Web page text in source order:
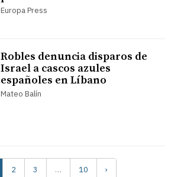
Europa Press
Robles denuncia disparos de
Israel a cascos azules
españoles en Líbano
Mateo Balín
2 3 … 10 ›